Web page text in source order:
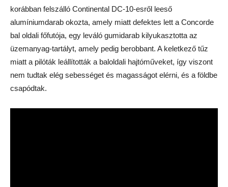
korábban felszálló Continental DC-10-esről leeső
alumíniumdarab okozta, amely miatt defektes lett a Concorde
bal oldali főfutója, egy leváló gumidarab kilyukasztotta az
üzemanyag-tartályt, amely pedig berobbant. A keletkező tűz
miatt a pilóták leállították a baloldali hajtóműveket, így viszont
nem tudtak elég sebességet és magasságot elérni, és a földbe
csapódtak.